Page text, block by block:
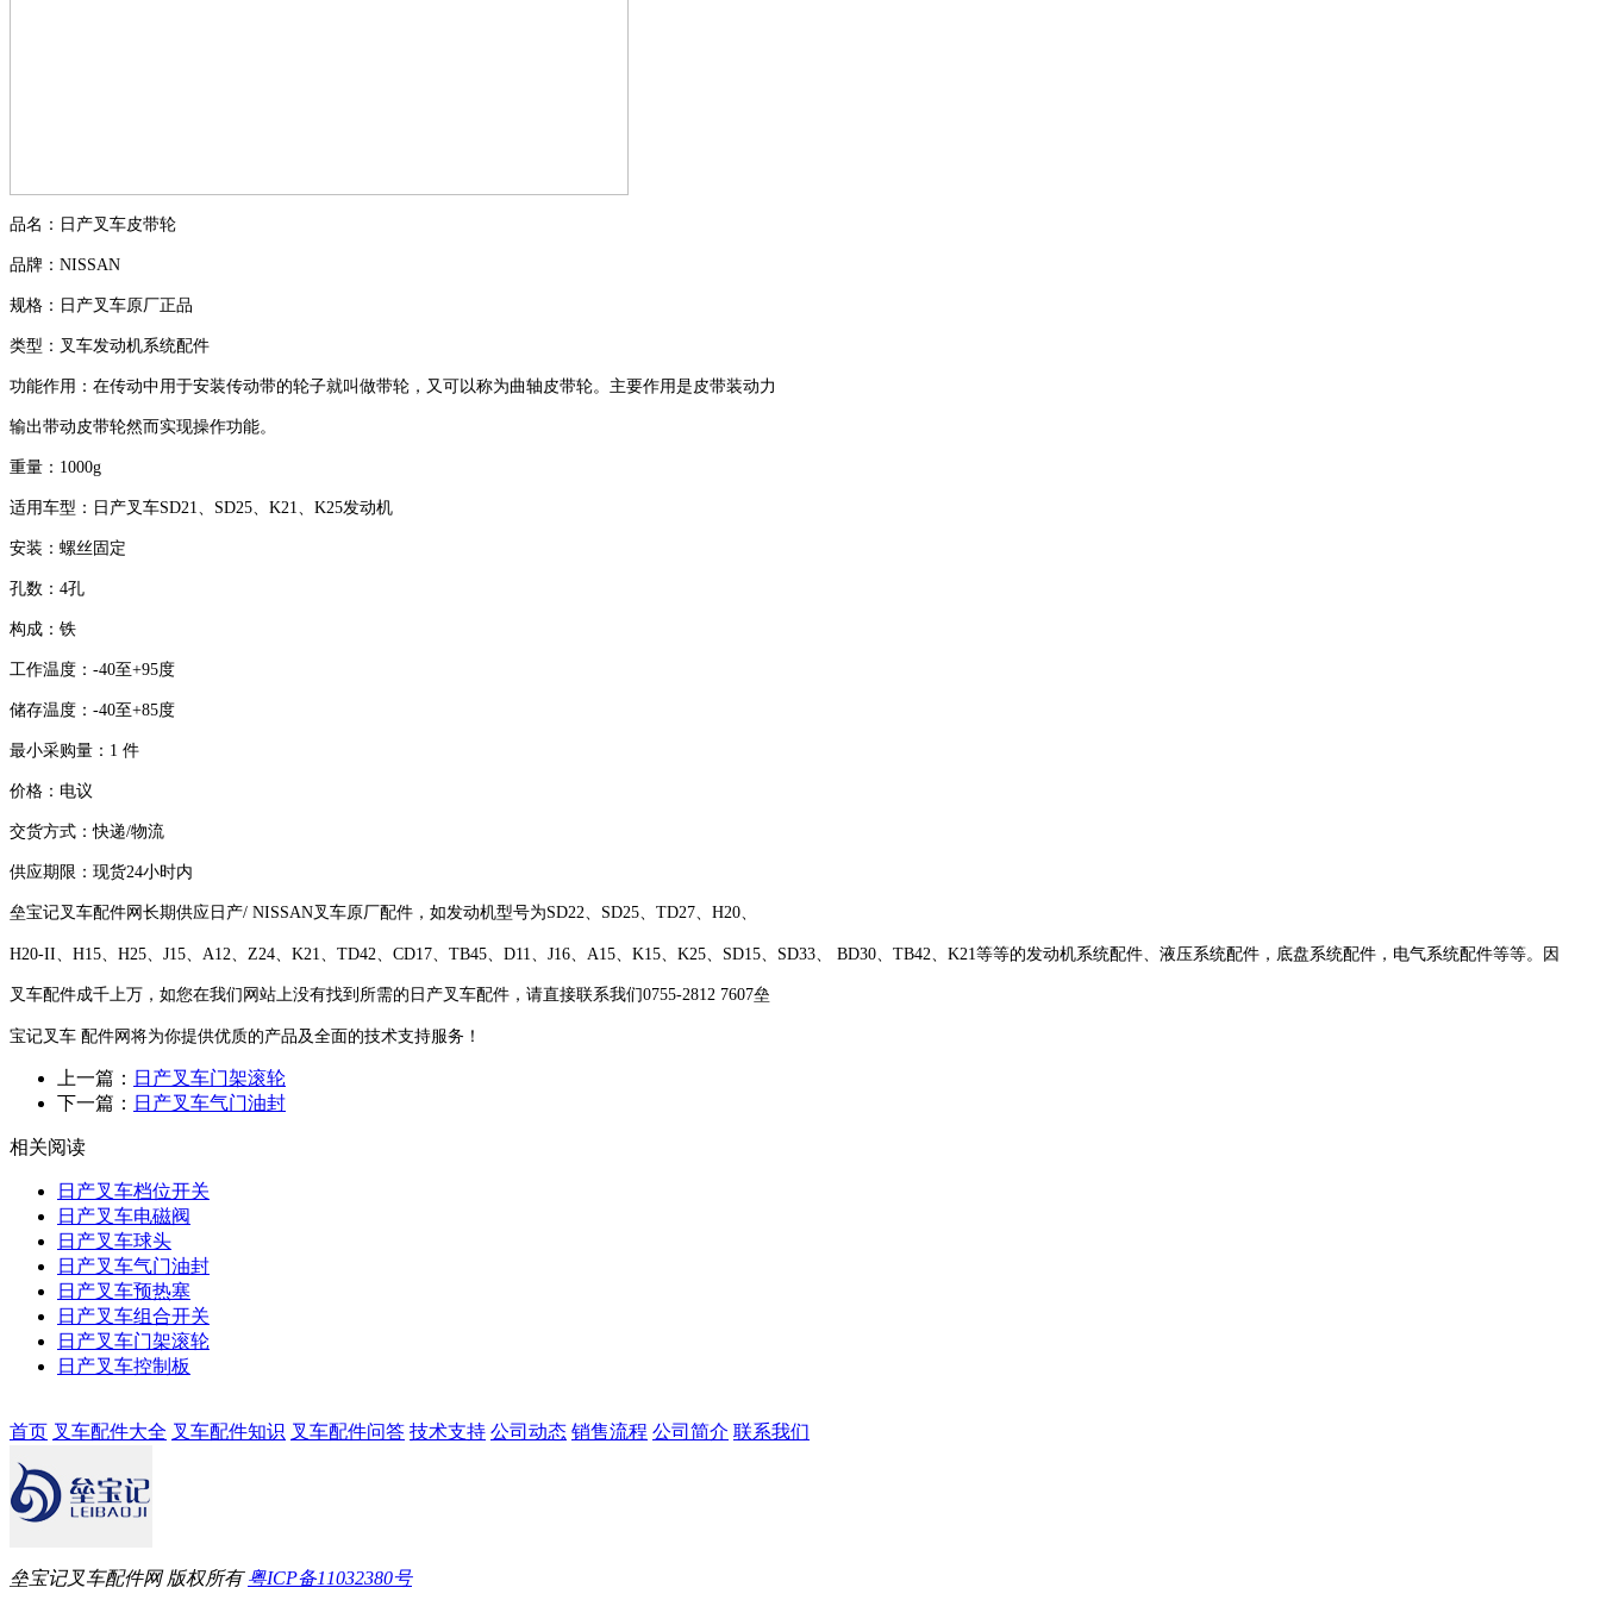
品名：日产叉车皮带轮
品牌： NISSAN
规格：日产叉车原厂正品
类型：叉车发动机系统配件
功能作用：在传动中用于安装传动带的轮子就叫做带轮，又可以称为曲轴皮带轮。主要作用是皮带装动力
输出带动皮带轮然而实现操作功能。
重量： 1000g
适用车型：日产叉车SD21 SD25 K21 K25发动机
安装：螺丝固定
孔数：4孔
构成：铁
工作温度： -40至+95度
储存温度： -40至+85度
最小采购量： 1 件
价格：电议
交货方式：快递/物流
供应期限：现货24小时内
垒宝记叉车配件网长期供应日产/ NISSAN叉车原厂配件，如发动机型号为SD22 SD25 TD27 H20、
H20-II H15 H25 J15 A12 Z24 K21 TD42 CD17 TB45 D11 J16 A15 K15 K25 SD15 SD33、 BD30 TB42 K21 等等的发动机系统配件、液压系统配件，底盘系统配件，电气系统配件等等。因
叉车配件成千上万，如您在我们网站上没有找到所需的日产叉车配件，请直接联系我们0755-2812 7607垒
宝记叉车 配件网将为你提供优质的产品及全面的技术支持服务！
上一篇： 日产叉车门架滚轮
下一篇： 日产叉车气门油封
相关阅读
日产叉车档位开关
日产叉车电磁阀
日产叉车球头
日产叉车气门油封
日产叉车预热塞
日产叉车组合开关
日产叉车门架滚轮
日产叉车控制板
首页 叉车配件大全 叉车配件知识 叉车配件问答 技术支持 公司动态 销售流程 公司简介 联系我们
垒宝记叉车配件网 版权所有粤ICP备11032380号